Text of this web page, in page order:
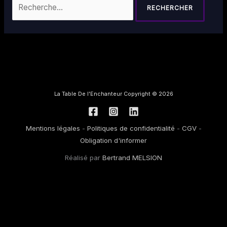
La Table De l'Enchanteur Copyright © 2026
Mentions légales - Politiques de confidentialité - CGV-
Obligation d'informer
Réalisé par Bertrand MELSION